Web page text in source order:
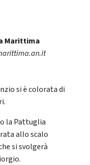
Marittima
si è colorata di
la Pattuglia
allo scalo
si svolgerà